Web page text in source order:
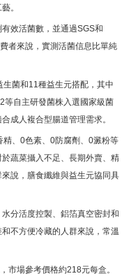
。
效活菌數，並通過SGS和
者來說，實測活菌信息比單純
菌和11種益生元搭配，其中
自主研發菌株入選國家級菌
成人複合型腸道管理需求。
、0色素、0防腐劑、0澱粉等
蔬菜攝入不足、長期外賣、精
說，膳食纖維與益生元協同具
分活度控製、鋁箔真空密封和
不方便冷藏的人群來說，常溫
市場參考價格約218元每盒。